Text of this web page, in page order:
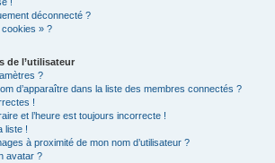
déconnecté ?
» ?
de l’utilisateur
?
d’apparaître dans la liste des membres connectés ?
!
et l’heure est toujours incorrecte !
liste !
à proximité de mon nom d’utilisateur ?
avatar ?